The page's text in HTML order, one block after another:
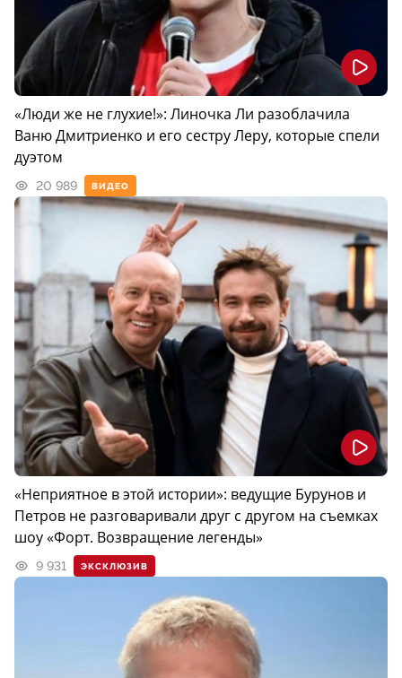
ВИДЕО
«Люди же не глухие!»: Линочка Ли разоблачила
Ваню Дмитриенко и его сестру Леру, которые спели
дуэтом
20 989
ЭКСКЛЮЗИВ
«Неприятное в этой истории»: ведущие Бурунов и
Петров не разговаривали друг с другом на съемках
шоу «Форт. Возвращение легенды»
9 931